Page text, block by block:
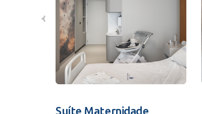
Suíte Maternidade